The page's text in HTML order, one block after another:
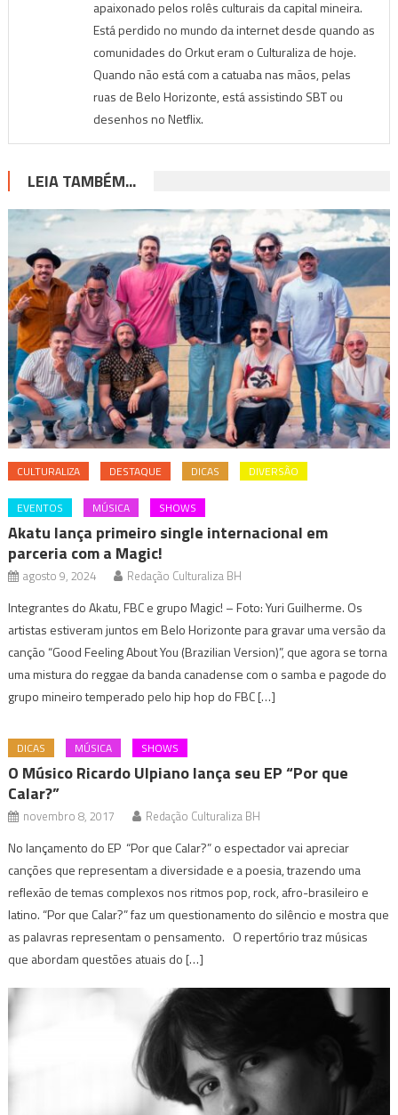
apaixonado pelos rolês culturais da capital mineira.
Está perdido no mundo da internet desde quando as
comunidades do Orkut eram o Culturaliza de hoje.
Quando não está com a catuaba nas mãos, pelas
ruas de Belo Horizonte, está assistindo SBT ou
desenhos no Netflix.
LEIA TAMBÉM...
CULTURALIZA DESTAQUE DICAS DIVERSÃO
EVENTOS MÚSICA SHOWS
Akatu lança primeiro single internacional em
parceria com a Magic!
agosto 9, 2024 Redação Culturaliza BH
Integrantes do Akatu, FBC e grupo Magic! – Foto: Yuri Guilherme. Os
artistas estiveram juntos em Belo Horizonte para gravar uma versão da
canção “Good Feeling About You (Brazilian Version)”, que agora se torna
uma mistura do reggae da banda canadense com o samba e pagode do
grupo mineiro temperado pelo hip hop do FBC […]
DICAS MÚSICA SHOWS
O Músico Ricardo Ulpiano lança seu EP “Por que
Calar?”
novembro 8, 2017 Redação Culturaliza BH
No lançamento do EP “Por que Calar?” o espectador vai apreciar
canções que representam a diversidade e a poesia, trazendo uma
reflexão de temas complexos nos ritmos pop, rock, afro-brasileiro e
latino. “Por que Calar?” faz um questionamento do silêncio e mostra que
as palavras representam o pensamento. O repertório traz músicas
que abordam questões atuais do […]